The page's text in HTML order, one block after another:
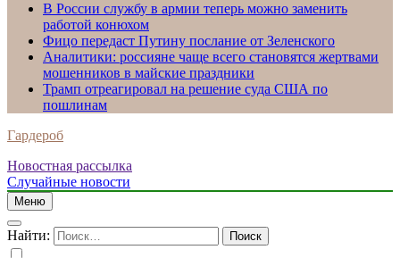
В России службу в армии теперь можно заменить
работой конюхом
Фицо передаст Путину послание от Зеленского
Аналитики: россияне чаще всего становятся жертвами
мошенников в майские праздники
Трамп отреагировал на решение суда США по
пошлинам
Гардероб
Новостная рассылка
Случайные новости
Меню
Найти: